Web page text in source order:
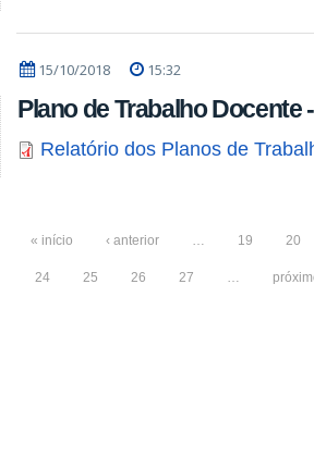
15/10/2018 15:32
Plano de Trabalho Docente
Relatório dos Planos de
« início ‹ anterior 19 20
24 25 26 27